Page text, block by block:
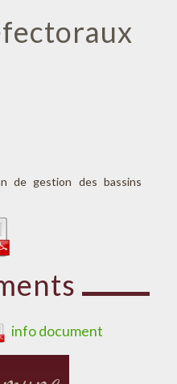
de gestion des bassins
info document